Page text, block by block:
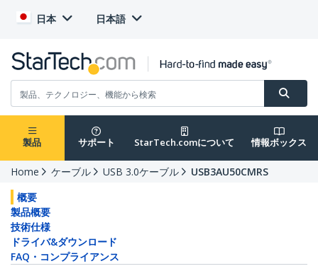
日本 日本語
製品 サポート StarTech.comについて 情報ボックス
Home ケーブル USB 3.0ケーブル
USB3AU50CMRS
概要
製品概要
技術仕様
ドライバ&ダウンロード
FAQ・コンプライアンス